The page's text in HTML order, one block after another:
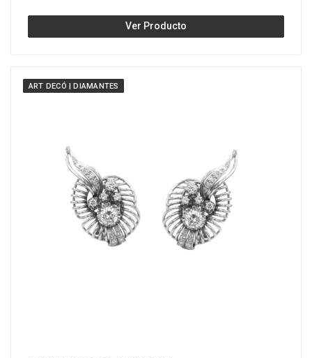
Ver Producto
ART DECÓ | DIAMANTES